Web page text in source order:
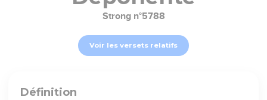
Strong n°5788
Voir les versets relatifs
Définition